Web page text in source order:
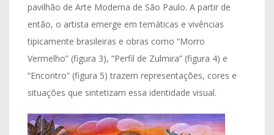
pavilhão de Arte Moderna de São Paulo. A partir de
então, o artista emerge em temáticas e vivências
tipicamente brasileiras e obras como “Morro
Vermelho” (figura 3), “Perfil de Zulmira” (figura 4) e
“Encontro” (figura 5) trazem representações, cores e
situações que sintetizam essa identidade visual.